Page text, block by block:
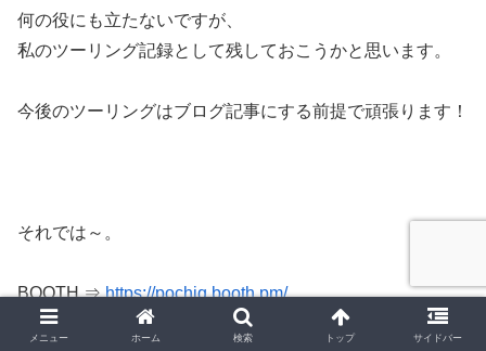
何の役にも立たないですが、
私のツーリング記録として残しておこうかと思います。
今後のツーリングはブログ記事にする前提で頑張ります！
それでは～。
BOOTH ⇒https://pochiq.booth.pm/
Twitter ⇒
https://twitter.com/pochiq99/
メニュー ホーム 検索 トップ サイドバー